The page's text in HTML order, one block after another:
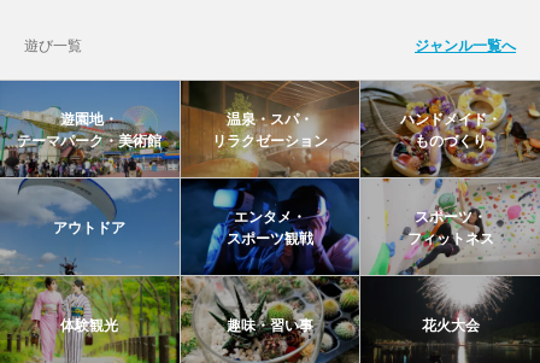
遊び一覧 ジャンル一覧へ
遊園地・
テーマパーク・美術館
温泉・スパ・
リラクゼーション
ハンドメイド・
ものづくり
アウトドア
エンタメ・
スポーツ観戦
スポーツ・
フィットネス
体験観光 趣味・習い事 花火大会